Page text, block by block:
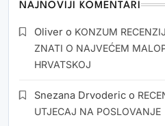
NAJNOVIJI KOMENTARI
Oliver o KONZUM
ZNATI O NAJVEĆEM
HRVATSKOJ
Snezana Drvoderic o
UTJECAJ NA POSLOVANJE